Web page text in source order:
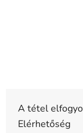
A tétel
Elérhetőség